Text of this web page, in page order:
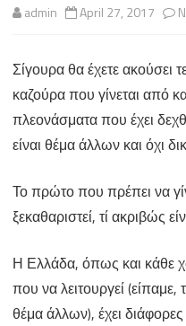
admin April 27, 2017
Σίγουρα θα έχετε ακούσει
καζούρα που γίνεται από
πλεονάσματα που έχει
είναι θέμα άλλων και όχι
Το πρώτο που πρέπει να
ξεκαθαριστεί, τί ακριβώς
Η Ελλάδα, όπως και κάθε
που να λειτουργεί (είπαμε,
θέμα άλλων), έχει διάφορες